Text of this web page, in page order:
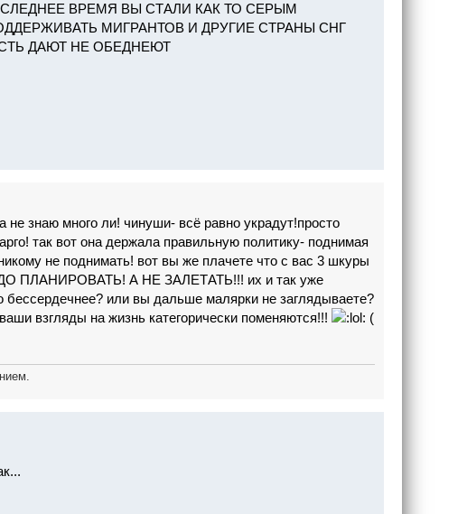
ВРЕМЯ ВЫ СТАЛИ КАК ТО СЕРЫМ
МИГРАНТОВ И ДРУГИЕ СТРАНЫ СНГ
ДАЮТ НЕ ОБЕДНЕЮТ
не знаю много ли! чинуши- всё равно украдут!просто
так вот она держала правильную политику- поднимая
не поднимать! вот вы же плачете что с вас 3 шкуры
ПЛАНИРОВАТЬ! А НЕ ЗАЛЕТАТЬ!!! их и так уже
бессердечнее? или вы дальше малярки не заглядываете?
взгляды на жизнь категорически поменяются!!!
(